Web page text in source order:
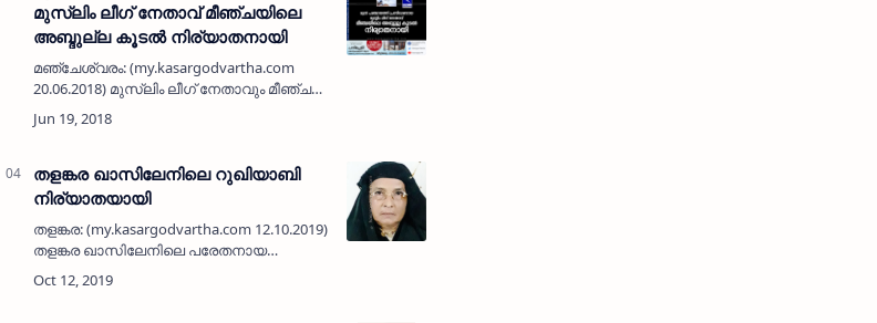
മുസ്ലിം ലീഗ് നേതാവ് മീഞ്ചയിലെ
അബ്ദുല്ല കൂടല്‍ നിര്യാതനായി
മഞ്ചേശ്വരം: (my.kasargodvartha.com
20.06.2018) മുസ്ലിം ലീഗ് നേതാവും മീഞ്ച
പഞ്ചായത്ത് മുന്‍ പ്രസിഡണ്ടുമായിരുന്ന
മീഞ്ച മുന്നിപാടി സാഗ് മന്‍സിലില്‍
തളങ്കര ഖാസിലേനിലെ റുഖിയാബി
നിര്യാതയായി
തളങ്കര: (my.kasargodvartha.com 12.10.2019)
തളങ്കര ഖാസിലേനിലെ പരേതനായ
വെള്ളക്കാരന്‍ മഹ്മൂദിന്റെ ഭാര്യ
റുഖിയാബി(79) നിര്യാതയായി. പരേതരായ